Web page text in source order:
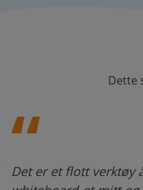
Dette
Det er et flott verktøy